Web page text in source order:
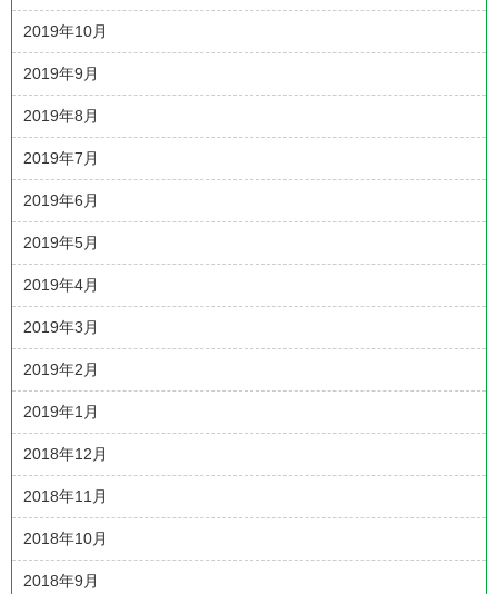
2019年10月
2019年9月
2019年8月
2019年7月
2019年6月
2019年5月
2019年4月
2019年3月
2019年2月
2019年1月
2018年12月
2018年11月
2018年10月
2018年9月